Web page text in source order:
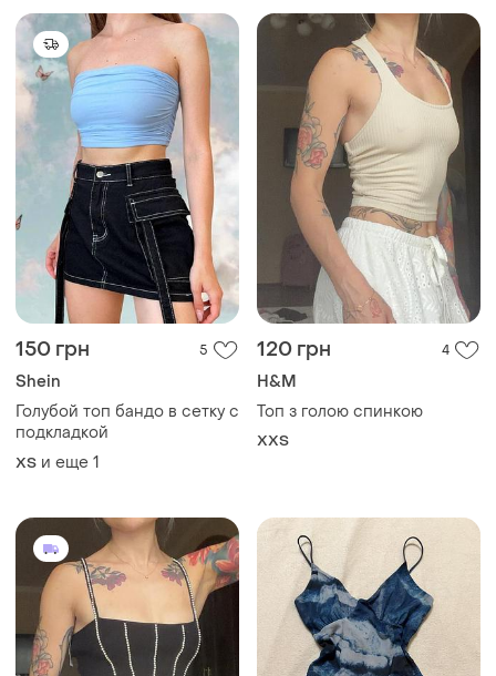
150 грн 5
Shein
Голубой топ бандо в сетку с
подкладкой
ХS и еще 1
120 грн 4
H&M
Топ з голою спинкою
XХS